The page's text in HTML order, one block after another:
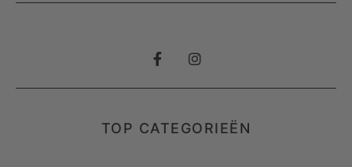
TOP CATEGORIEËN